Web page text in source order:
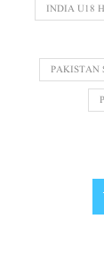
INDIA U18
PAKISTAN